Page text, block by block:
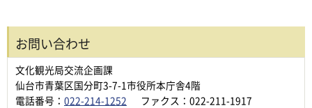
お問い合わせ
文化観光局交流企画課
仙台市青葉区国分町3-7-1市役所本庁舎4階
電話番号： 022-214-1252 ファクス：022-211-1917